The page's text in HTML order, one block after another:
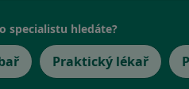
specialistu hledáte?
Praktický lékař